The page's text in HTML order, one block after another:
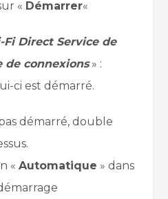
« Démarrer«
Fi Direct Service de
de connexions» :
ci est démarré.
pas démarré, double
«Automatique » dans